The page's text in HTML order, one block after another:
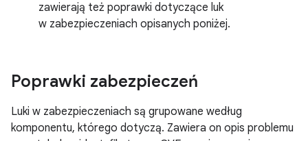
zawierają też poprawki dotyczące luk
w zabezpieczeniach opisanych poniżej.
Poprawki zabezpieczeń
Luki w zabezpieczeniach są grupowane według
komponentu, którego dotyczą. Zawiera on opis problemu